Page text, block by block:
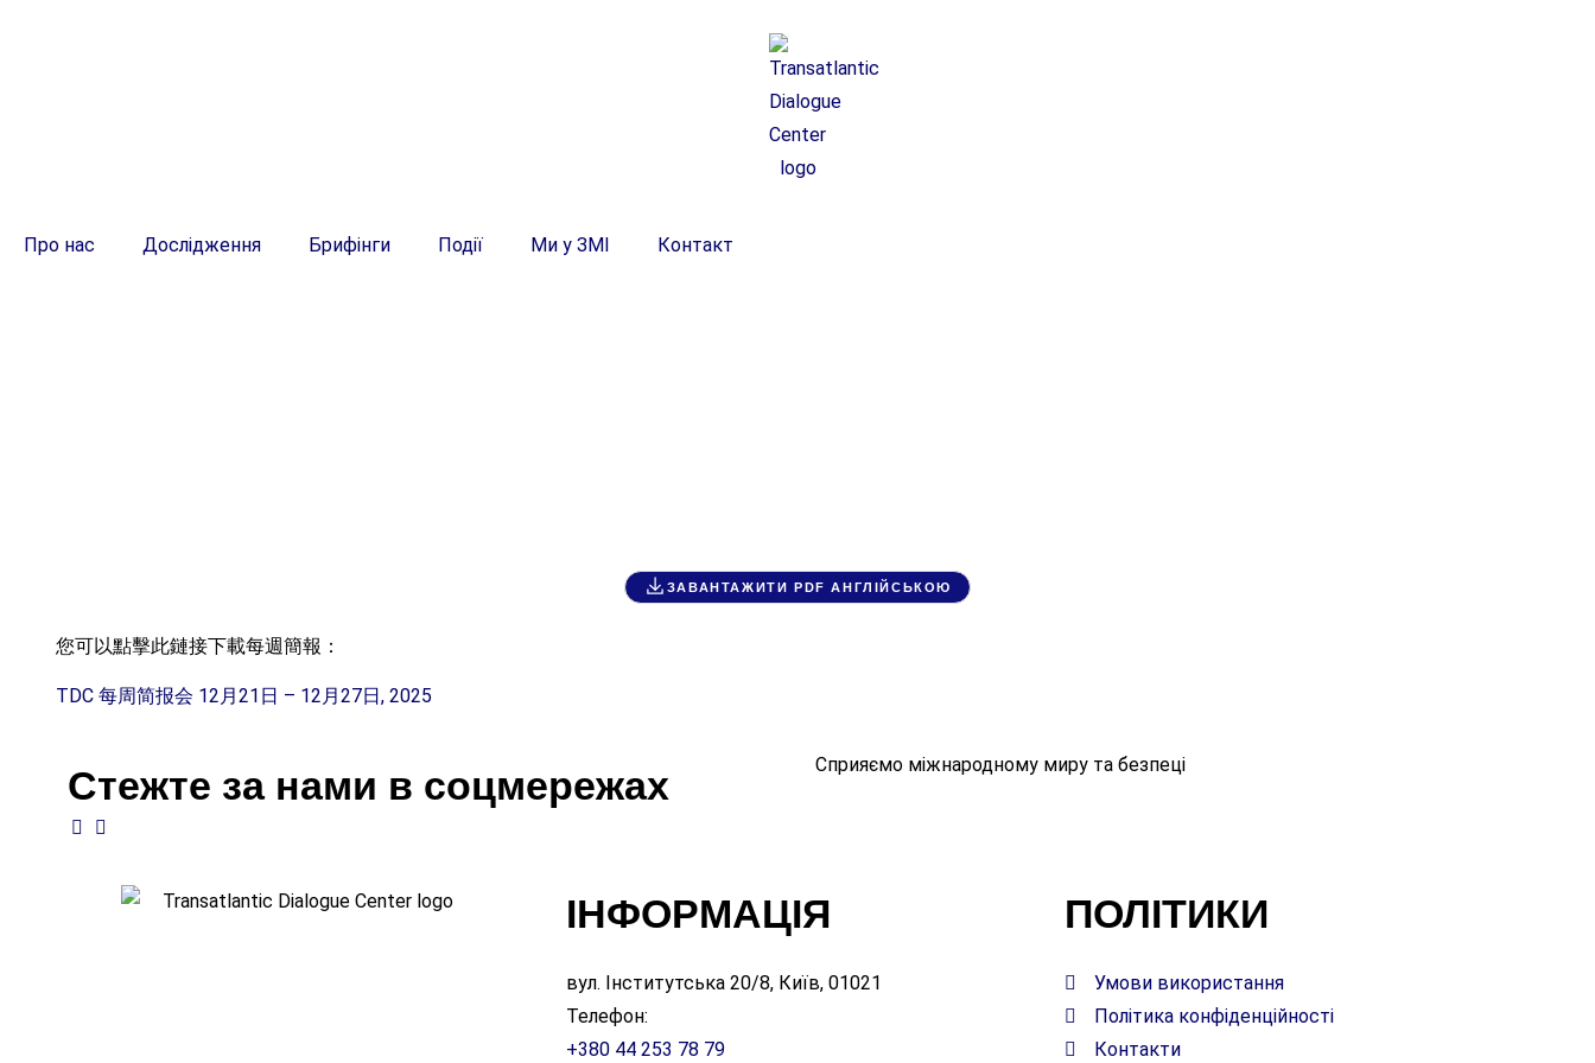
Про нас Дослідження Брифінги Події Ми у ЗМІ Контакт
ЗАВАНТАЖИТИ PDF АНГЛІЙСЬКОЮ
您可以點擊此鏈接下載每週簡報：
TDC 每周简报会 12月21日 – 12月27日, 2025
Стежте за нами в соцмережах Сприяємо міжнародному миру та безпеці
ІНФОРМАЦІЯ
вул. Інститутська 20/8, Київ, 01021
Телефон:
+380 44 253 78 79
ПОЛІТИКИ
Умови використання
Політика конфіденційності
Контакти